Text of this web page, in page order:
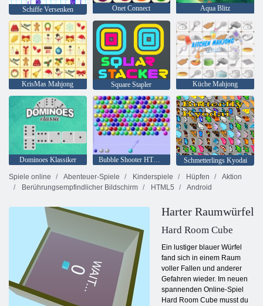
Schiffe Versenken Onet Connect Aqua Blitz
KrisMas Mahjong Square Stapler Küche Mahjong
Dominoes Klassiker Bubble Shooter HTML5
Schmetterlings Kyodai
Spiele online
Abenteuer-Spiele Kinderspiele Hüpfen
Aktion
Berührungsempfindlicher Bildschirm
HTML5 Android
Harter Raumwürfel
Hard Room Cube
Ein lustiger blauer Würfel
fand sich in einem Raum
voller Fallen und anderer
Gefahren wieder. Im neuen
spannenden Online-Spiel
Hard Room Cube musst du